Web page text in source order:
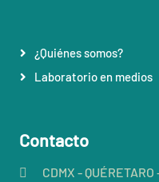
¿Quiénes somos?
Laboratorio en medios
Contacto
CDMX -